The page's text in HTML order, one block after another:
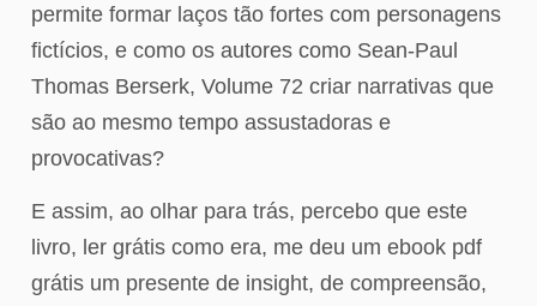
permite formar laços tão fortes com personagens
fictícios, e como os autores como Sean-Paul
Thomas Berserk, Volume 72 criar narrativas que
são ao mesmo tempo assustadoras e
provocativas?
E assim, ao olhar para trás, percebo que este
livro, ler grátis como era, me deu um ebook pdf
grátis um presente de insight, de compreensão,